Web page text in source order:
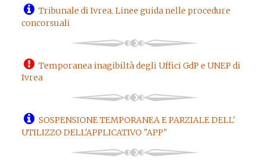
Tribunale di Ivrea. Linee guida nelle procedure
concorsuali
Temporanea inagibiltà degli Uffici GdP e UNEP di
Ivrea
SOSPENSIONE TEMPORANEA E PARZIALE DELL'
UTILIZZO DELL'APPLICATIVO "APP"